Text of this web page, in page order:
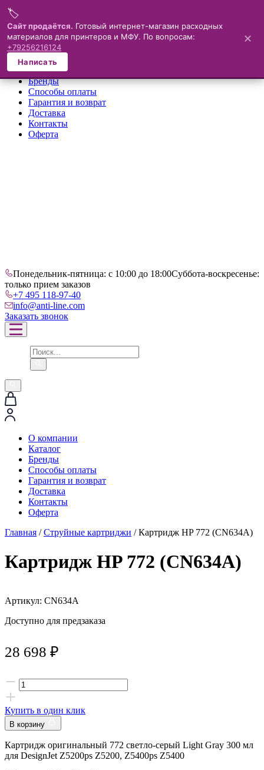
Меню
×
О компании
Каталог
Бренды
Способы оплаты
Гарантия и возврат
Доставка
Контакты
Оферта
Понедельник-пятница: с 10:00 до 18:00Суббота-воскресенье:
только прием заказов
+7 495 118-97-40
info@anti-line.com
Заказать звонок
О компании
Каталог
Бренды
Способы оплаты
Гарантия и возврат
Доставка
Контакты
Оферта
Главная /Струйные картриджи / Картридж HP 772 (CN634A)
Картридж HP 772 (CN634A)
Артикул: CN634A
Доступно для предзаказа
28 698 ₽
Купить в один клик
В корзину
Картридж оригинальный 772 светло-серый Light Gray 300 мл
для DesignJet Z5200ps Z5200, Z5400ps Z5400
🏷️
Сайт продаётся. Готовый интернет-магазин расходных
материалов для принтеров и МФУ. По вопросам:
+79256216124
Написать
✕